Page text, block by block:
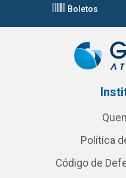
Boletos
Política
Código de